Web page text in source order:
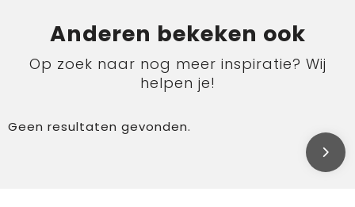
Anderen bekeken ook
Op zoek naar nog meer inspiratie? Wij
helpen je!
Geen resultaten gevonden.